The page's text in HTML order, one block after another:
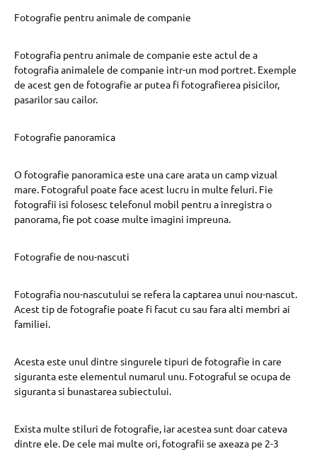
Fotografie pentru animale de companie
Fotografia pentru animale de companie este actul de a
fotografia animalele de companie intr-un mod portret. Exemple
de acest gen de fotografie ar putea fi fotografierea pisicilor,
pasarilor sau cailor.
Fotografie panoramica
O fotografie panoramica este una care arata un camp vizual
mare. Fotograful poate face acest lucru in multe feluri. Fie
fotografii isi folosesc telefonul mobil pentru a inregistra o
panorama, fie pot coase multe imagini impreuna.
Fotografie de nou-nascuti
Fotografia nou-nascutului se refera la captarea unui nou-nascut.
Acest tip de fotografie poate fi facut cu sau fara alti membri ai
familiei.
Acesta este unul dintre singurele tipuri de fotografie in care
siguranta este elementul numarul unu. Fotograful se ocupa de
siguranta si bunastarea subiectului.
Exista multe stiluri de fotografie, iar acestea sunt doar cateva
dintre ele. De cele mai multe ori, fotografii se axeaza pe 2-3